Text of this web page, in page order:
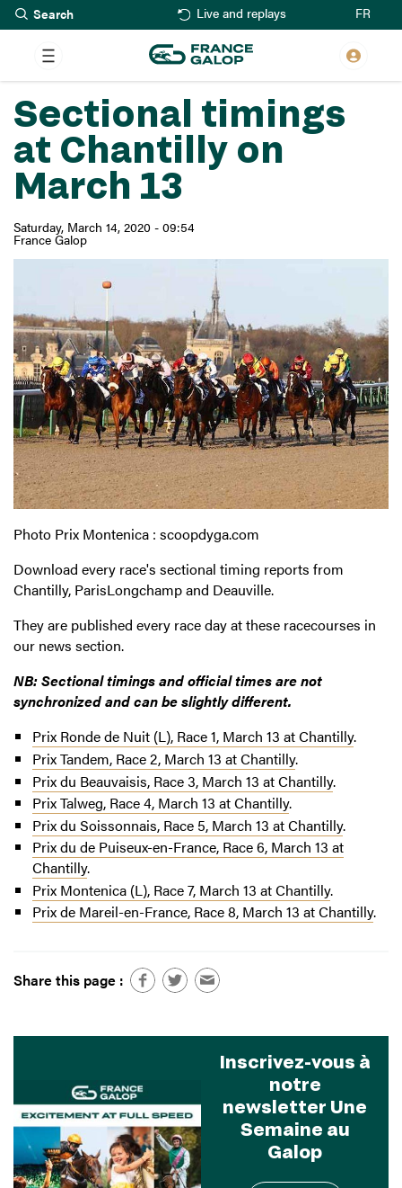
Skip
to
main
content
Live and replays FR
Sectional timings
at Chantilly on
March 13
Saturday, March 14, 2020 - 09:54
France Galop
Photo Prix Montenica : scoopdyga.com
Download every race's sectional timing reports from
Chantilly, ParisLongchamp and Deauville.
They are published every race day at these racecourses in
our news section.
NB: Sectional timings and official times are not
synchronized and can be slightly different.
Prix Ronde de Nuit (L), Race 1, March 13 at Chantilly.
Prix Tandem, Race 2, March 13 at Chantilly.
Prix du Beauvaisis, Race 3, March 13 at Chantilly.
Prix Talweg, Race 4, March 13 at Chantilly.
Prix du Soissonnais, Race 5, March 13 at Chantilly.
Prix du de Puiseux-en-France, Race 6, March 13 at
Chantilly.
Prix Montenica (L), Race 7, March 13 at Chantilly.
Prix de Mareil-en-France, Race 8, March 13 at Chantilly.
Share this page :
Inscrivez-vous à
notre
newsletter Une
Semaine au
Galop